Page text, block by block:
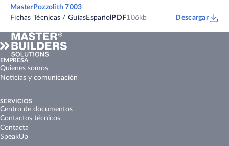
MasterPozzolith 7003
Fichas Técnicas / GuíasEspañol PDF106kb Descargar
EMPRESA
Quienes somos
Noticias y comunicación
SERVICIOS
Centro de documentos
Contactos técnicos
Contacta
SpeakUp